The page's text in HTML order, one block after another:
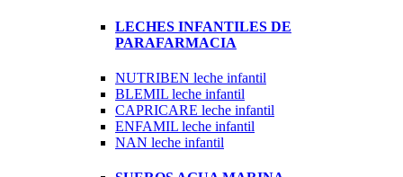
LECHES INFANTILES DE
PARAFARMACIA
NUTRIBEN leche infantil
BLEMIL leche infantil
CAPRICARE leche infantil
ENFAMIL leche infantil
NAN leche infantil